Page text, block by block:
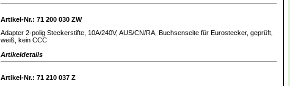
Artikel-Nr.: 71 200 030 ZW
Adapter 2-polig Steckerstifte, 10A/240V, AUS/CN/RA, Buchsenseite für Eurostecker, geprüft,
weiß, kein CCC
Artikeldetails
Artikel-Nr.: 71 210 037 Z